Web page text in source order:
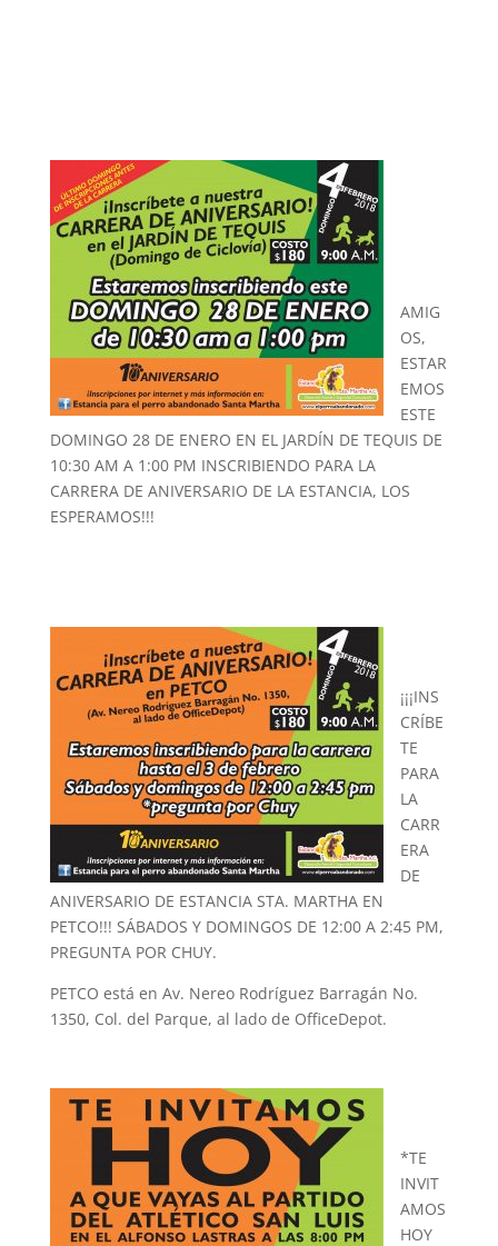
AMIG
OS,
ESTAR
EMOS
ESTE
DOMINGO 28 DE ENERO EN EL JARDÍN DE TEQUIS DE
10:30 AM A 1:00 PM INSCRIBIENDO PARA LA
CARRERA DE ANIVERSARIO DE LA ESTANCIA, LOS
ESPERAMOS!!!
¡¡¡INS
CRÍBE
TE
PARA
LA
CARR
ERA
DE
ANIVERSARIO DE ESTANCIA STA. MARTHA EN
PETCO!!! SÁBADOS Y DOMINGOS DE 12:00 A 2:45 PM,
PREGUNTA POR CHUY.
PETCO está en Av. Nereo Rodríguez Barragán No.
1350, Col. del Parque, al lado de OfficeDepot.
*TE
INVIT
AMOS
HOY